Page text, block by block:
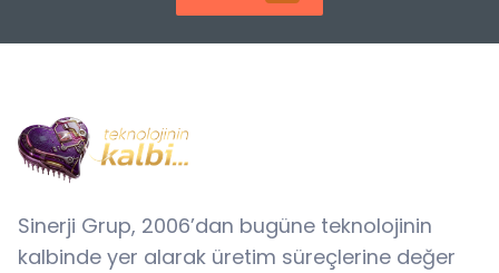
Sinerji Grup, 2006’dan bugüne teknolojinin
kalbinde yer alarak üretim süreçlerine değer